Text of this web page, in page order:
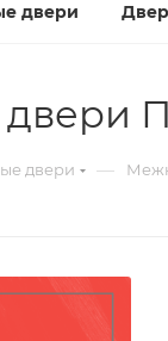
двери
двери —